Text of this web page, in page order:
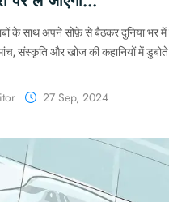
के साथ अपने सोफ़े से बैठकर दुनिया भर
संस्कृति और खोज की कहानियों में
27 Sep, 2024